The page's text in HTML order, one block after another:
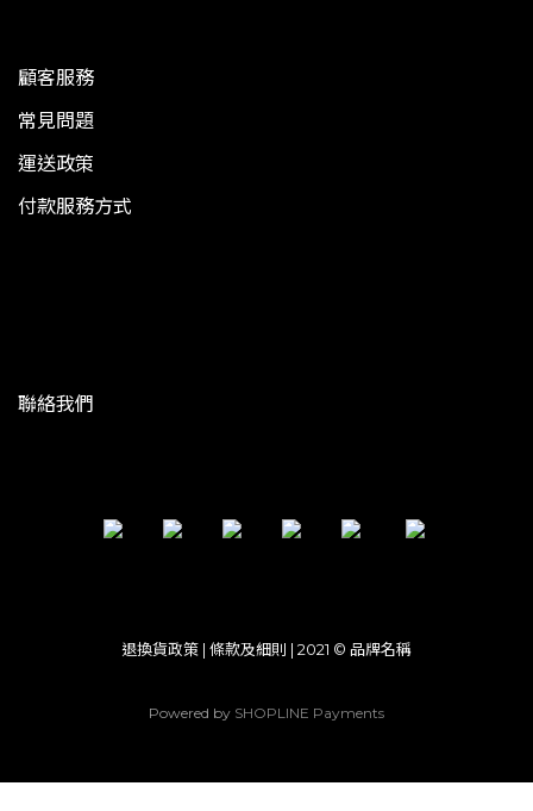
顧客服務
常見問題
運送政策
付款服務方式
聯絡我們
退換貨政策 | 條款及細則 | 2021 © 品牌名稱
Powered by SHOPLINE Payments